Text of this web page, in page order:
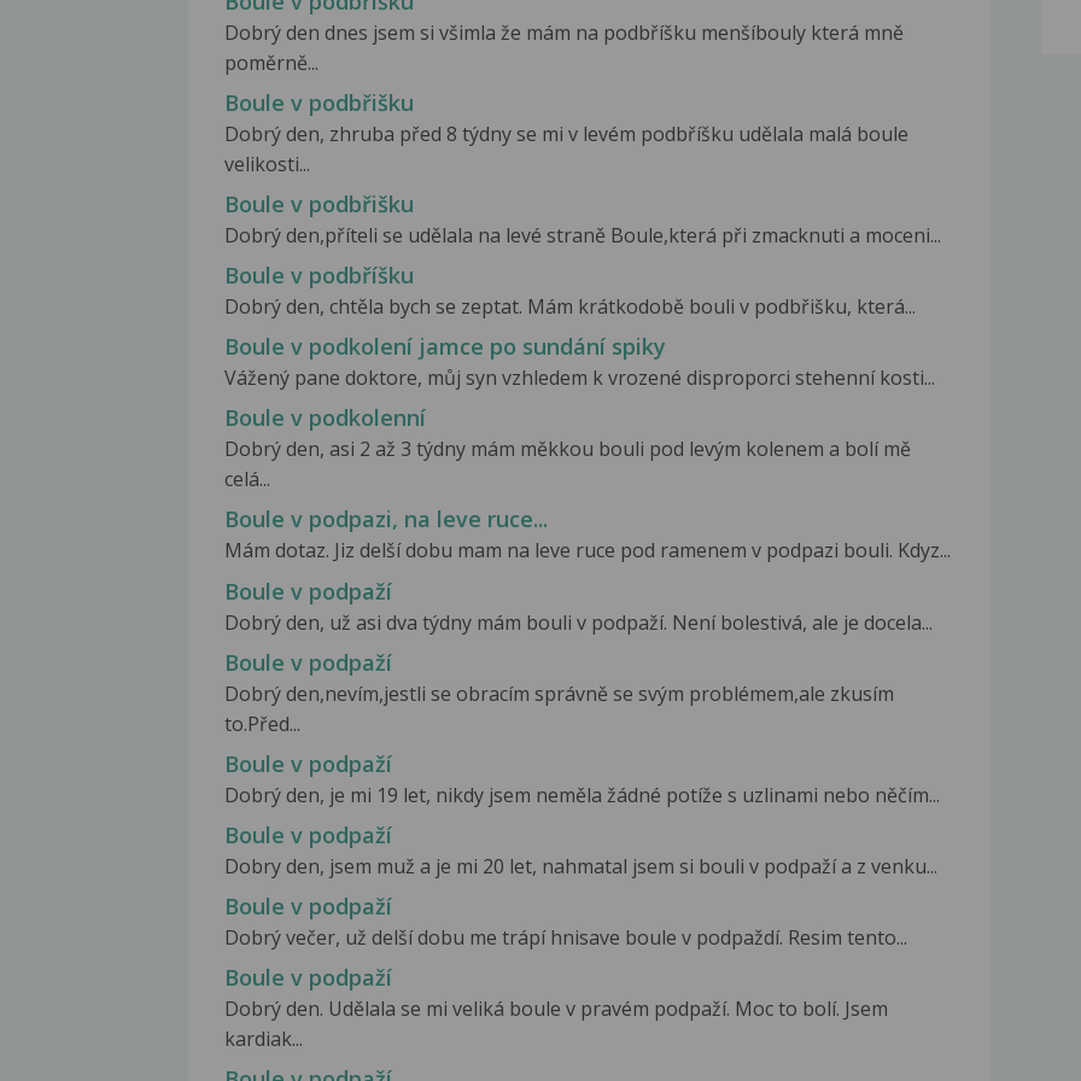
Dobrý den dnes jsem si všimla že mám na podbříšku menšíbouly která mně
poměrně...
Boule v podbřišku
Dobrý den, zhruba před 8 týdny se mi v levém podbříšku udělala malá boule
velikosti...
Boule v podbřišku
Dobrý den,příteli se udělala na levé straně Boule,která při zmacknuti a moceni...
Boule v podbříšku
Dobrý den, chtěla bych se zeptat. Mám krátkodobě bouli v podbřišku, která...
Boule v podkolení jamce po sundání spiky
Vážený pane doktore, můj syn vzhledem k vrozené disproporci stehenní kosti...
Boule v podkolenní
Dobrý den, asi 2 až 3 týdny mám měkkou bouli pod levým kolenem a bolí mě
celá...
Boule v podpazi, na leve ruce...
Mám dotaz. Jiz delší dobu mam na leve ruce pod ramenem v podpazi bouli. Kdyz...
Boule v podpaží
Dobrý den, už asi dva týdny mám bouli v podpaží. Není bolestivá, ale je docela...
Boule v podpaží
Dobrý den,nevím,jestli se obracím správně se svým problémem,ale zkusím
to.Před...
Boule v podpaží
Dobrý den, je mi 19 let, nikdy jsem neměla žádné potíže s uzlinami nebo něčím...
Boule v podpaží
Dobry den, jsem muž a je mi 20 let, nahmatal jsem si bouli v podpaží a z venku...
Boule v podpaží
Dobrý večer, už delší dobu me trápí hnisave boule v podpaždí. Resim tento...
Boule v podpaží
Dobrý den. Udělala se mi veliká boule v pravém podpaží. Moc to bolí. Jsem
kardiak...